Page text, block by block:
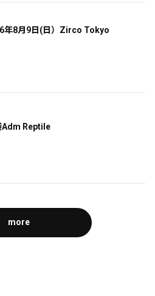
年8月9日(日）Zirco Tokyo
Adm Reptile
more